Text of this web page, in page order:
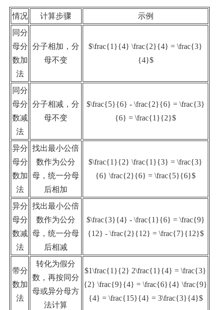
情况 计算步骤
示例
同分
母分
数加
法
分子相加，分
母不变
$\frac{1}{4} \frac{2}{4} = \frac{3}
{4}$
同分
母分
数减
法
分子相减，分
母不变
$\frac{5}{6} - \frac{2}{6} = \frac{3}
{6} = \frac{1}{2}$
异分
母分
数加
法
找出最小公倍
数作为公分
母，统一分母
后相加
$\frac{1}{2} \frac{1}{3} = \frac{3}
{6} \frac{2}{6} = \frac{5}{6}$
异分
母分
数减
法
找出最小公倍
数作为公分
母，统一分母
后相减
$\frac{3}{4} - \frac{1}{6} = \frac{9}
{12} - \frac{2}{12} = \frac{7}{12}$
带分
数加
法
转化为假分
数，再按同分
母或异分母方
法计算
$1\frac{1}{2} 2\frac{1}{4} = \frac{3}
{2} \frac{9}{4} = \frac{6}{4} \frac{9}
{4} = \frac{15}{4} = 3\frac{3}{4}$